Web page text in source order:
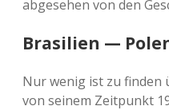
abgesehen von den
Brasilien —
Nur wenig ist zu finden
von seinem Zeitpunkt